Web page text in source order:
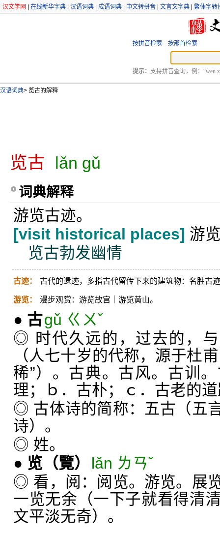
汉文学网 在线新华字典 汉语词典 成语词典 中文转拼音 文言文字典 繁体字转
按拼音检索 按部首检索
提示： 支持拼音查询，例：“wen
汉语词典> 览古的解释
览古 lǎn gǔ
词典解释
游览古迹。
[visit historical places] 游
览古勃发幽情
古迹： 古代的遗迹，多指古代留传下来的建筑物：名胜古
游览： 漫步观赏：游览故宫｜游览黄山。
● 古gǔ ㄍㄨˇ
◎ 时代久远的，过去的，与
（人七十岁的代称，源于杜
稀”）。古典。古风。古训
理；ｂ．古朴；ｃ．古老的
◎ 古体诗的简称：五古（五
诗）。
◎ 姓。
● 览 （覽）
lǎn ㄌㄢˇ
◎ 看，阅：阅览。游览。展
一览无余（一下子就看得清
文平淡无奇）。